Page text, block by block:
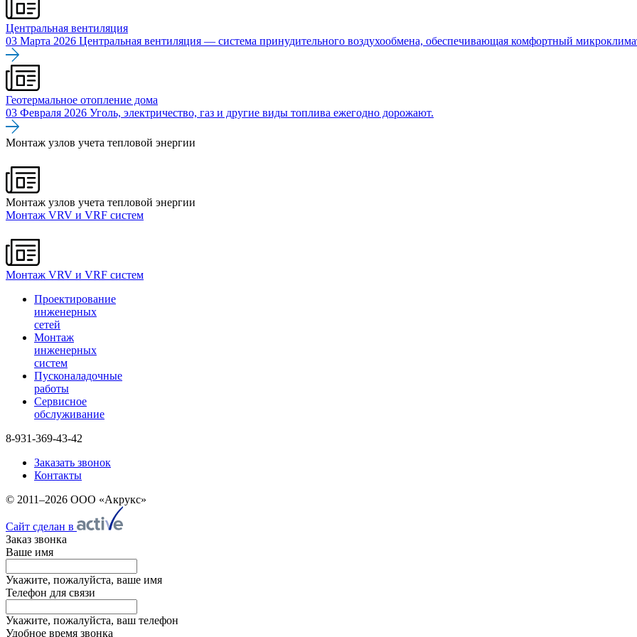
Центральная вентиляция
03 Марта 2026 Центральная вентиляция — система принудительного воздухообмена, обеспечивающая комфортный
Геотермальное отопление дома
03 Февраля 2026 Уголь, электричество, газ и другие виды топлива ежегодно дорожают.
Монтаж узлов учета тепловой энергии
Монтаж узлов учета тепловой энергии
Монтаж VRV и VRF систем
Монтаж VRV и VRF систем
Проектирование
инженерных
сетей
Монтаж
инженерных
систем
Пусконаладочные
работы
Сервисное
обслуживание
8-931-369-43-42
Заказать звонок
Контакты
© 2011–2026 ООО «Акрукс»
Сайт сделан в
Заказ звонка
Ваше имя
Укажите, пожалуйста, ваше имя
Телефон для связи
Укажите, пожалуйста, ваш телефон
Удобное время звонка